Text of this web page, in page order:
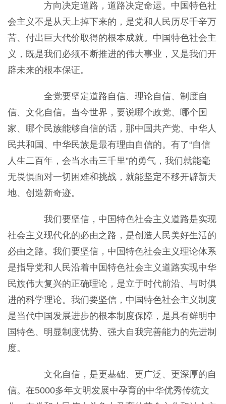
方向决定道路，道路决定命运。中国特色社
会主义不是从天上掉下来的，是党和人民历尽千辛万
苦、付出巨大代价取得的根本成就。中国特色社会主
义，既是我们必须不断推进的伟大事业，又是我们开
辟未来的根本保证。
全党要坚定道路自信、理论自信、制度自
信、文化自信。当今世界，要说哪个政党、哪个国
家、哪个民族能够自信的话，那中国共产党、中华人
民共和国、中华民族是最有理由自信的。有了“自信
人生二百年，会当水击三千里”的勇气，我们就能毫
无畏惧面对一切困难和挑战，就能坚定不移开辟新天
地、创造新奇迹。
我们要坚信，中国特色社会主义道路是实现
社会主义现代化的必由之路，是创造人民美好生活的
必由之路。我们要坚信，中国特色社会主义理论体系
是指导党和人民沿着中国特色社会主义道路实现中华
民族伟大复兴的正确理论，是立于时代前沿、与时俱
进的科学理论。我们要坚信，中国特色社会主义制度
是当代中国发展进步的根本制度保障，是具有鲜明中
国特色、明显制度优势、强大自我完善能力的先进制
度。
文化自信，是更基础、更广泛、更深厚的自
信。在5000多年文明发展中孕育的中华优秀传统文